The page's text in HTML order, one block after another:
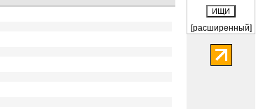
[расширенный]